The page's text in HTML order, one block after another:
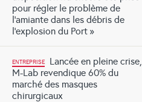
pour régler le problème de
l’amiante dans les débris de
l’explosion du Port »
ENTREPRISE
Lancée en pleine crise,
M-Lab revendique 60% du
marché des masques
chirurgicaux